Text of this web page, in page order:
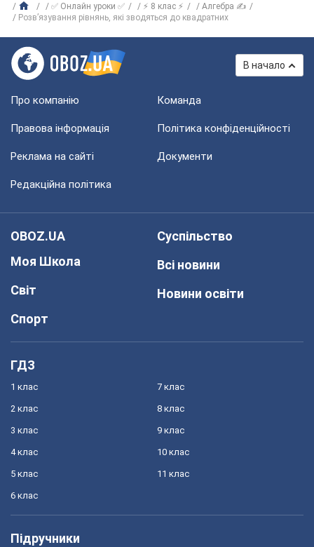
✅ Онлайн уроки ✅ ⚡ 8 клас ⚡
Алгебра ✍
Розв’язування рівнянь, які зводяться до квадратних
В начало
Про компанію Команда
Правова інформація Політика конфіденційності
Реклама на сайті Документи
Редакційна політика
OBOZ.UA
Моя Школа
Світ
Спорт
Суспільство
Всі новини
Новини освіти
ГДЗ
1 клас
2 клас
3 клас
4 клас
5 клас
6 клас
7 клас
8 клас
9 клас
10 клас
11 клас
Підручники